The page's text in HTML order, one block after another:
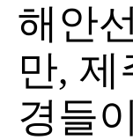
해안
만,
경들